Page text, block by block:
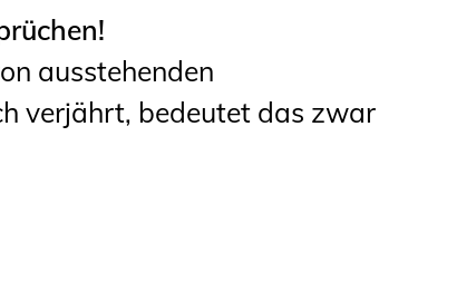
Studierenden Praxis-
Programm
Wissenswertes für
ausstehenden
verjährt, bedeutet das zwar